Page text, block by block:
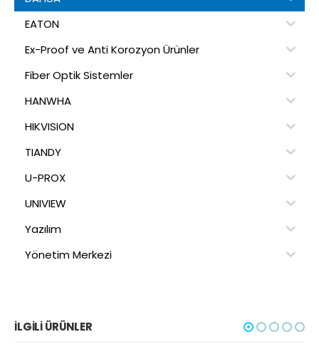
EATON
Ex-Proof ve Anti Korozyon Ürünler
Fiber Optik Sistemler
HANWHA
HIKVISION
TIANDY
U-PROX
UNIVIEW
Yazılım
Yönetim Merkezi
İLGILI ÜRÜNLER